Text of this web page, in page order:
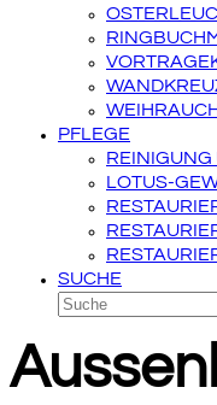
PFLEGE
REINIGUNG
LOTUS-
SUCHE
Suche